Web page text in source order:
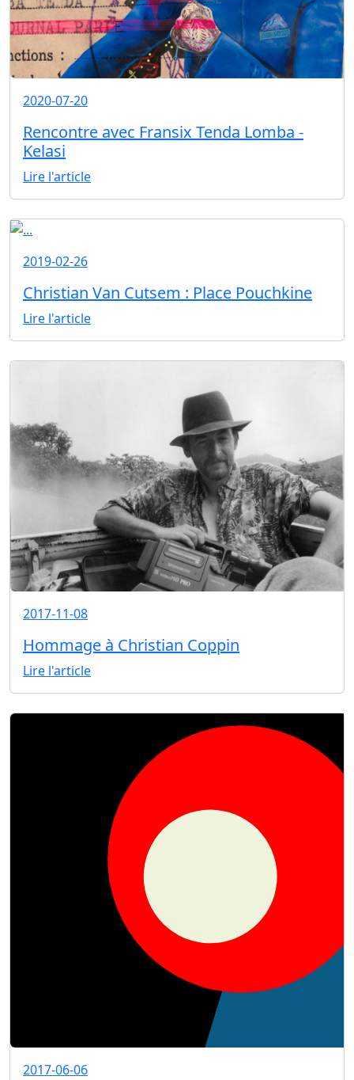
2020-07-20
Rencontre avec Fransix Tenda Lomba -
Kelasi
Lire l'article
2019-02-26
Christian Van Cutsem : Place Pouchkine
Lire l'article
2017-11-08
Hommage à Christian Coppin
Lire l'article
2017-06-06